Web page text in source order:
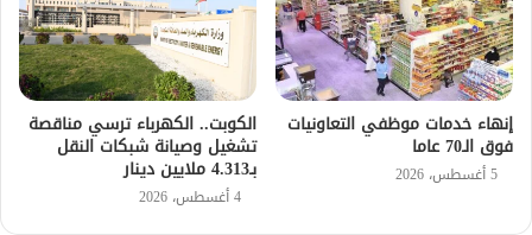
إنهاء خدمات موظفي التعاونيات
فوق الـ70 عاما
5 أغسطس، 2026
الكوبت.. الكهرباء ترسي مناقصة
تشغيل وصيانة شبكات النقل
بـ4.313 ملايين دينار
4 أغسطس، 2026